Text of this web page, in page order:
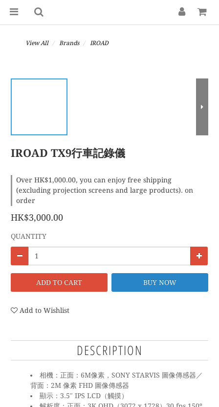
View All Brands IROAD
IROAD TX9行車記錄儀
Over HK$1,000.00, you can enjoy free shipping
(excluding projection screens and large products). on
order
HK$3,000.00
QUANTITY
ADD TO CART BUY NOW
Add to Wishlist
DESCRIPTION
相機：正面： 6M像素， SONY STARVIS 圖像傳感器／
背面： 2M 像素 FHD 圖像傳感器
顯示： 3.5″ IPS LCD （觸摸）